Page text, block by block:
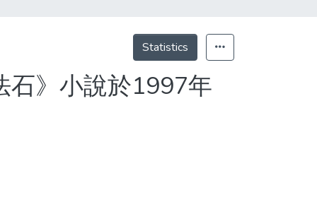
Statistics
石》小說於1997年